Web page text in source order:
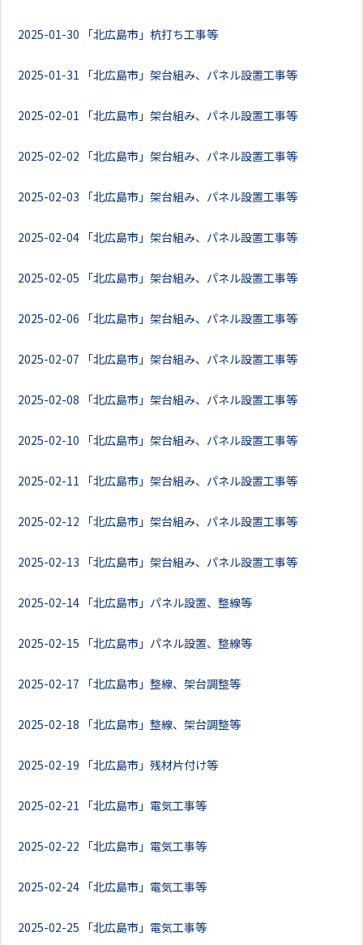
2025-01-30 「北広島市」杭打ち工事等
2025-01-31 「北広島市」架台組み、パネル設置工事等
2025-02-01 「北広島市」架台組み、パネル設置工事等
2025-02-02 「北広島市」架台組み、パネル設置工事等
2025-02-03 「北広島市」架台組み、パネル設置工事等
2025-02-04 「北広島市」架台組み、パネル設置工事等
2025-02-05 「北広島市」架台組み、パネル設置工事等
2025-02-06 「北広島市」架台組み、パネル設置工事等
2025-02-07 「北広島市」架台組み、パネル設置工事等
2025-02-08 「北広島市」架台組み、パネル設置工事等
2025-02-10 「北広島市」架台組み、パネル設置工事等
2025-02-11 「北広島市」架台組み、パネル設置工事等
2025-02-12 「北広島市」架台組み、パネル設置工事等
2025-02-13 「北広島市」架台組み、パネル設置工事等
2025-02-14 「北広島市」パネル設置、整線等
2025-02-15 「北広島市」パネル設置、整線等
2025-02-17 「北広島市」整線、架台調整等
2025-02-18 「北広島市」整線、架台調整等
2025-02-19 「北広島市」残材片付け等
2025-02-21 「北広島市」電気工事等
2025-02-22 「北広島市」電気工事等
2025-02-24 「北広島市」電気工事等
2025-02-25 「北広島市」電気工事等